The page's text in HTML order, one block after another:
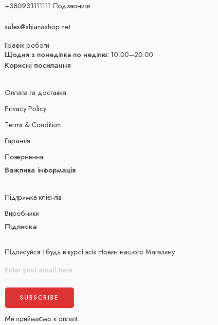
+380931111111 Подзвонити
sales@shianashop.net
Графік роботи
Щодня з понеділка по неділю: 10:00–20:00
Корисні посилання
Оплата та доставка
Privacy Policy
Terms & Condition
Гарантія
Повернення
Важлива інформація
Підтримка клієнтів
Виробники
Підписка
Підписуйся і будь в курсі всіх Новин нашого Магазину
Ми приймаємо к оплаті: